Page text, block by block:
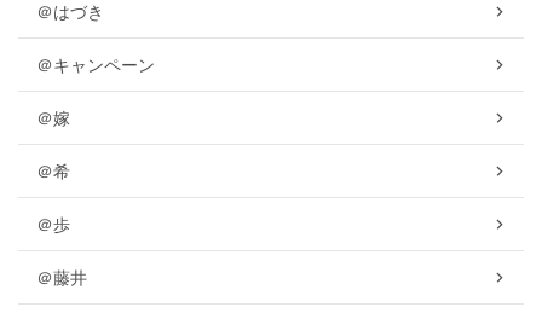
＠はづき
＠キャンペーン
＠嫁
＠希
＠歩
＠藤井